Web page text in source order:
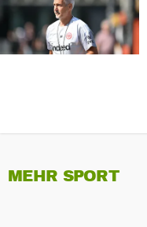
MEHR SPORT